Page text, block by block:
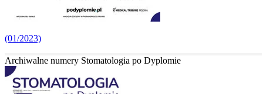
(01/2023)
Archiwalne numery Stomatologia po Dyplomie